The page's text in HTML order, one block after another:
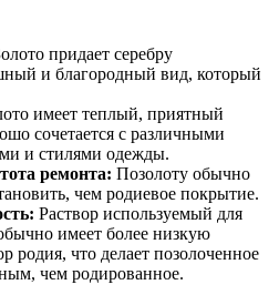
придает серебру
и благородный вид, который
имеет теплый, приятный
сочетается с различными
и стилями одежды.
ремонта: Позолоту обычно
чем родиевое покрытие.
Раствор используемый для
имеет более низкую
родия, что делает позолоченное
чем родированное.